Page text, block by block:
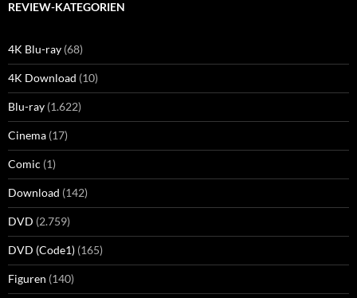
REVIEW-KATEGORIEN
4K Blu-ray (68)
4K Download (10)
Blu-ray (1.622)
Cinema (17)
Comic (1)
Download (142)
DVD (2.759)
DVD (Code1) (165)
Figuren (140)